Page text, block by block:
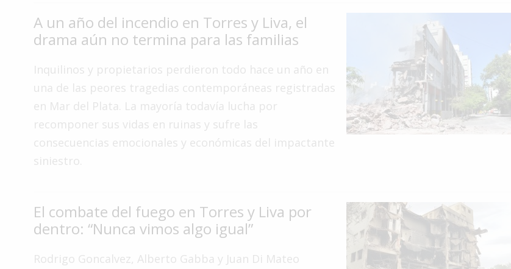
Ciudad
Deportes
Espectáculos
Policiales
Fotos
Clasificados
Fúnebres
A un año del incendio en Torres y Liva, el
drama aún no termina para las familias
Inquilinos y propietarios perdieron todo hace un año en
una de las peores tragedias contemporáneas registradas
en Mar del Plata. La mayoría todavía lucha por
recomponer sus vidas en ruinas y sufre las
consecuencias emocionales y económicas del impactante
siniestro.
El combate del fuego en Torres y Liva por
dentro: “Nunca vimos algo igual”
Rodrigo Goncalvez, Alberto Gabba y Juan Di Mateo